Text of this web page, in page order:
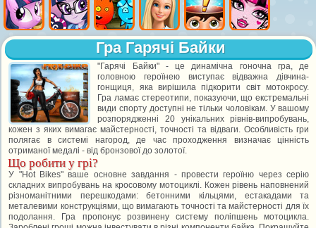
Гра Гарячі Байки
"Гарячі Байки" - це динамічна гоночна гра, де
головною героїнею виступає відважна дівчина-
гонщиця, яка вирішила підкорити світ мотокросу.
Гра ламає стереотипи, показуючи, що екстремальні
види спорту доступні не тільки чоловікам. У вашому
розпорядженні 20 унікальних рівнів-випробувань,
кожен з яких вимагає майстерності, точності та відваги. Особливість гри
полягає в системі нагород, де час проходження визначає цінність
отриманої медалі - від бронзової до золотої.
Що робити у грі?
У "Hot Bikes" ваше основне завдання - провести героїню через серію
складних випробувань на кросовому мотоциклі. Кожен рівень наповнений
різноманітними перешкодами: бетонними кільцями, естакадами та
металевими конструкціями, що вимагають точності та майстерності для їх
подолання. Гра пропонує розвинену систему поліпшень мотоцикла.